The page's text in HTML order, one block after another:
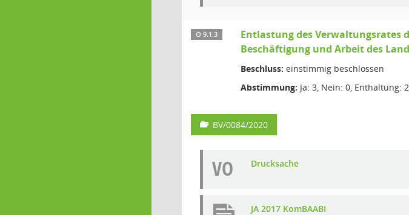
Ö 9.1.3
Entlastung des Verwaltungsrates
Beschäftigung und Arbeit des
Beschluss: einstimmig beschlossen
Abstimmung: Ja: 3, Nein: 0, Enthaltung:
BV/0084/2020
VO Drucksache
JA 2017 KomBAABI